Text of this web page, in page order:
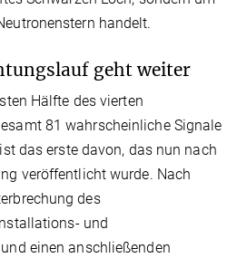
handelt.
geht weiter
Hälfte des vierten
81 wahrscheinliche Signale
das erste davon, das nun nach
veröffentlicht wurde. Nach
des
und
einen anschließenden